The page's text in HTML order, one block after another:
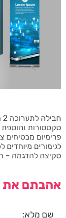
פרימיום מבטיחים
לגימורים
סקיצה להדגמה –
אהבתם את